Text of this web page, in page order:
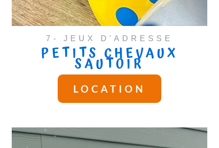
7- JEUX D'ADRESSE
PETITS CHEVAUX
SAUTOIR
LOCATION